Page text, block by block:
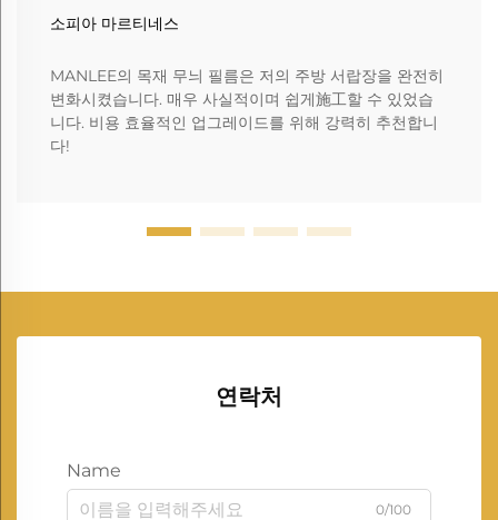
소피아 마르티네스
MANLEE의 목재 무늬 필름은 저의 주방 서랍장을 완전히
변화시켰습니다. 매우 사실적이며 쉽게施工할 수 있었습
니다. 비용 효율적인 업그레이드를 위해 강력히 추천합니
다!
연락처
Name
0/100